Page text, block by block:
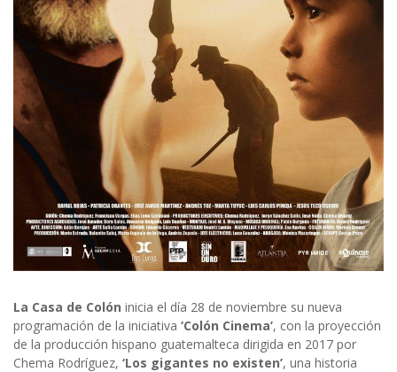
La Casa de Colón inicia el día 28 de noviembre su nueva
programación de la iniciativa ‘Colón Cinema’, con la proyección
de la producción hispano guatemalteca dirigida en 2017 por
Chema Rodríguez, ‘Los gigantes no existen’, una historia